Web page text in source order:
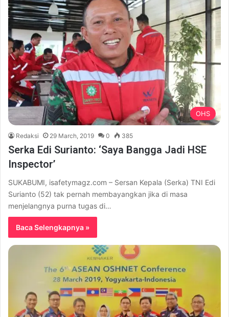
OHS
Redaksi 29 March, 2019 0 385
Serka Edi Surianto: ‘Saya Bangga Jadi HSE
Inspector’
SUKABUMI, isafetymagz.com – Sersan Kepala (Serka) TNI Edi
Surianto (52) tak pernah membayangkan jika di masa
menjelangnya purna tugas di…
Baca Selengkapnya »